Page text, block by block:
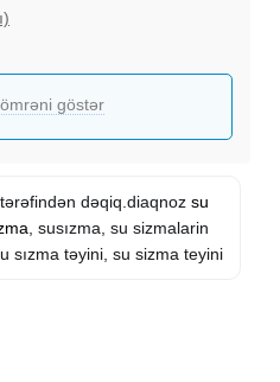
göstər
dəqiq.diaqnoz su
, susızma, su sizmalarin
sızma təyini, su sizma teyini